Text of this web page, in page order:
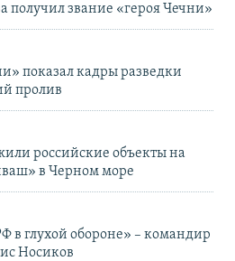
звание «героя Чечни»
показал кадры разведки
пролив
российские объекты на
в Черном море
в глухой обороне» – командир
Носиков